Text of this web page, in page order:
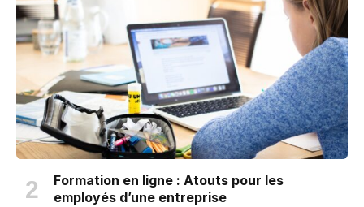
Formation en ligne : Atouts pour les
employés d’une entreprise